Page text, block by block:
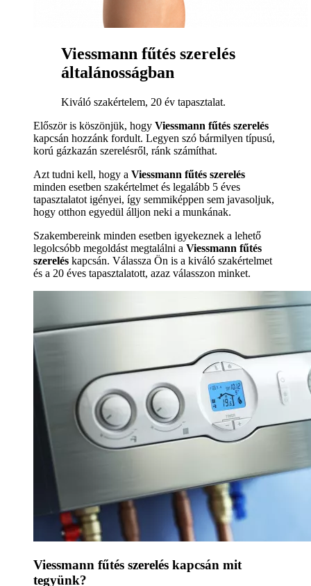
Viessmann fűtés szerelés
általánosságban
Kiváló szakértelem, 20 év tapasztalat.
Először is köszönjük, hogy Viessmann fűtés szerelés
kapcsán hozzánk fordult. Legyen szó bármilyen típusú,
korú gázkazán szerelésről, ránk számíthat.
Azt tudni kell, hogy a Viessmann fűtés szerelés
minden esetben szakértelmet és legalább 5 éves
tapasztalatot igényei, így semmiképpen sem javasoljuk,
hogy otthon egyedül álljon neki a munkának.
Szakembereink minden esetben igyekeznek a lehető
legolcsóbb megoldást megtalálni a Viessmann fűtés
szerelés kapcsán. Válassza Ön is a kiváló szakértelmet
és a 20 éves tapasztalatott, azaz válasszon minket.
Viessmann fűtés szerelés kapcsán mit
tegyünk?